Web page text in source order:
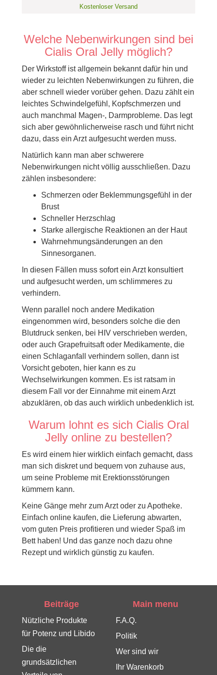
Kostenloser Versand
Welche Nebenwirkungen sind bei
Cialis Oral Jelly möglich?
Der Wirkstoff ist allgemein bekannt dafür hin und
wieder zu leichten Nebenwirkungen zu führen, die
aber schnell wieder vorüber gehen. Dazu zählt ein
leichtes Schwindelgefühl, Kopfschmerzen und
auch manchmal Magen-, Darmprobleme. Das legt
sich aber gewöhnlicherweise rasch und führt nicht
dazu, dass ein Arzt aufgesucht werden muss.
Natürlich kann man aber schwerere
Nebenwirkungen nicht völlig ausschließen. Dazu
zählen insbesondere:
Schmerzen oder Beklemmungsgefühl in der
Brust
Schneller Herzschlag
Starke allergische Reaktionen an der Haut
Wahrnehmungsänderungen an den
Sinnesorganen.
In diesen Fällen muss sofort ein Arzt konsultiert
und aufgesucht werden, um schlimmeres zu
verhindern.
Wenn parallel noch andere Medikation
eingenommen wird, besonders solche die den
Blutdruck senken, bei HIV verschrieben werden,
oder auch Grapefruitsaft oder Medikamente, die
einen Schlaganfall verhindern sollen, dann ist
Vorsicht geboten, hier kann es zu
Wechselwirkungen kommen. Es ist ratsam in
diesem Fall vor der Einnahme mit einem Arzt
abzuklären, ob das auch wirklich unbedenklich ist.
Warum lohnt es sich Cialis Oral
Jelly online zu bestellen?
Es wird einem hier wirklich einfach gemacht, dass
man sich diskret und bequem von zuhause aus,
um seine Probleme mit Erektionsstörungen
kümmern kann.
Keine Gänge mehr zum Arzt oder zu Apotheke.
Einfach online kaufen, die Lieferung abwarten,
vom guten Preis profitieren und wieder Spaß im
Bett haben! Und das ganze noch dazu ohne
Rezept und wirklich günstig zu kaufen.
Beiträge
Nützliche Produkte
für Potenz und Libido
Die die
grundsätzlichen
Main menu
F.A.Q.
Politik
Wer sind wir
Ihr Warenkorb